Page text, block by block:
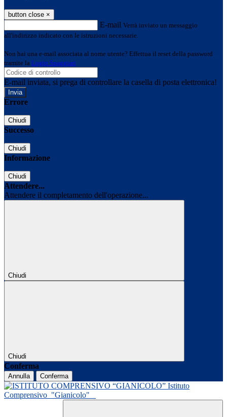
button close ×
E-mail Verrà inviato un messaggio
all'indirizzo indicato con le istruzioni necessarie.
Non hai una e-mail associata al nome utente? Effettua il reset della password
tramite la Login Spaggiari
E-mail inviata, si prega di controllare la casella di posta elettronica!
Errore
Chiudi
Successo
Chiudi
Informazione
Chiudi
Attendere...
Attendere il completamento dell'operazione...
Chiudi
Chiudi
Conferma
Annulla Conferma
Istituto
Comprensivo "Gianicolo"